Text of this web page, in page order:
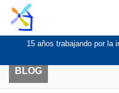
15 años trabajando por la
BLOG